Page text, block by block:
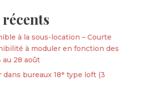
à la sous-location – Courte
à moduler en fonction des
au 28 août
dans bureaux 18ᵉ type loft (3